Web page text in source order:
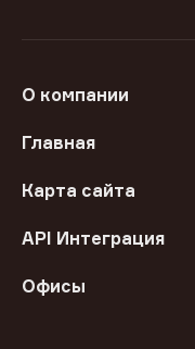
О компании
Главная
Карта сайта
API Интеграция
Офисы